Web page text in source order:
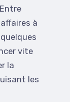
à
vite
la
les